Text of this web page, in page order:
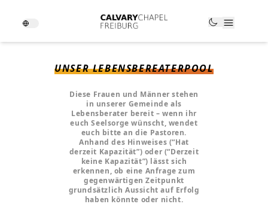
UNSER LEBENSBEREATERPOOL
Diese Frauen und Männer stehen
in unserer Gemeinde als
Lebensberater bereit – wenn ihr
euch Seelsorge wünscht, wendet
euch bitte an die Pastoren.
Anhand des Hinweises (“Hat
derzeit Kapazität”) oder (“Derzeit
keine Kapazität”) lässt sich
erkennen, ob eine Anfrage zum
gegenwärtigen Zeitpunkt
grundsätzlich Aussicht auf Erfolg
haben könnte oder nicht.